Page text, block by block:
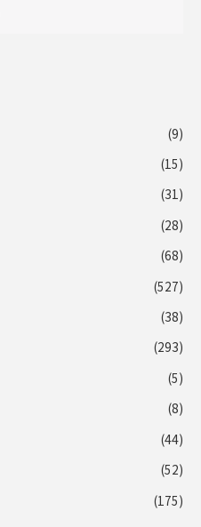
(9)
(15)
(31)
(28)
(68)
(527)
(38)
(293)
(5)
(8)
(44)
(52)
(175)